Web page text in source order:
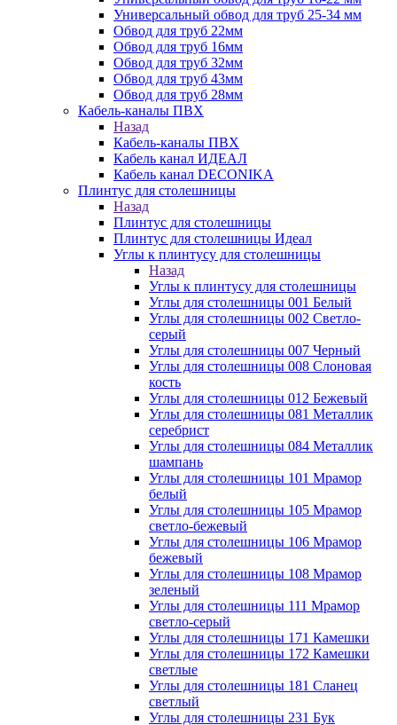
Универсальный обвод для труб 25-34 мм
Обвод для труб 22мм
Обвод для труб 16мм
Обвод для труб 32мм
Обвод для труб 43мм
Обвод для труб 28мм
Кабель-каналы ПВХ
Назад
Кабель-каналы ПВХ
Кабель канал ИДЕАЛ
Кабель канал DECONIKA
Плинтус для столешницы
Назад
Плинтус для столешницы
Плинтус для столешницы Идеал
Углы к плинтусу для столешницы
Назад
Углы к плинтусу для столешницы
Углы для столешницы 001 Белый
Углы для столешницы 002 Светло-
серый
Углы для столешницы 007 Черный
Углы для столешницы 008 Слоновая
кость
Углы для столешницы 012 Бежевый
Углы для столешницы 081 Металлик
серебрист
Углы для столешницы 084 Металлик
шампань
Углы для столешницы 101 Мрамор
белый
Углы для столешницы 105 Мрамор
светло-бежевый
Углы для столешницы 106 Мрамор
бежевый
Углы для столешницы 108 Мрамор
зеленый
Углы для столешницы 111 Мрамор
светло-серый
Углы для столешницы 171 Камешки
Углы для столешницы 172 Камешки
светлые
Углы для столешницы 181 Сланец
светлый
Углы для столешницы 231 Бук